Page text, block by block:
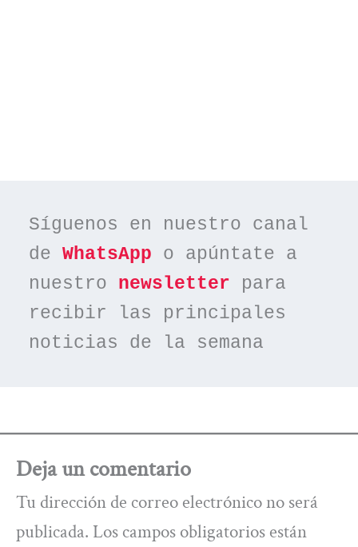
Síguenos en nuestro canal
de WhatsApp o apúntate a
nuestro newsletter para
recibir las principales
noticias de la semana
Deja un comentario
Tu dirección de correo electrónico no será
publicada. Los campos obligatorios están